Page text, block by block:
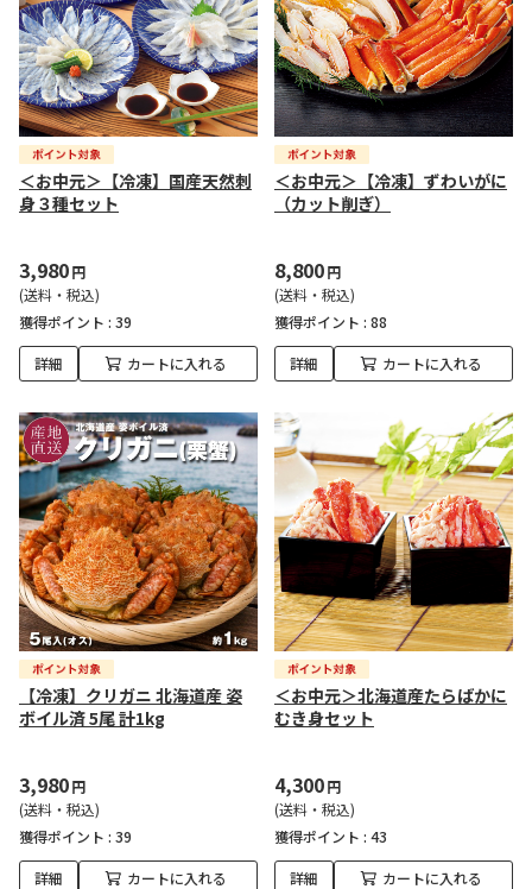
＜お中元＞【冷凍】国産天然刺
身３種セット
3,980円
(送料・税込)
獲得ポイント : 39
詳細 カートに入れる
＜お中元＞【冷凍】ずわいがに
（カット削ぎ）
8,800円
(送料・税込)
獲得ポイント : 88
詳細 カートに入れる
【冷凍】クリガニ 北海道産 姿
ボイル済 5尾 計1kg
3,980円
(送料・税込)
獲得ポイント : 39
詳細 カートに入れる
＜お中元＞北海道産たらばかに
むき身セット
4,300円
(送料・税込)
獲得ポイント : 43
詳細 カートに入れる